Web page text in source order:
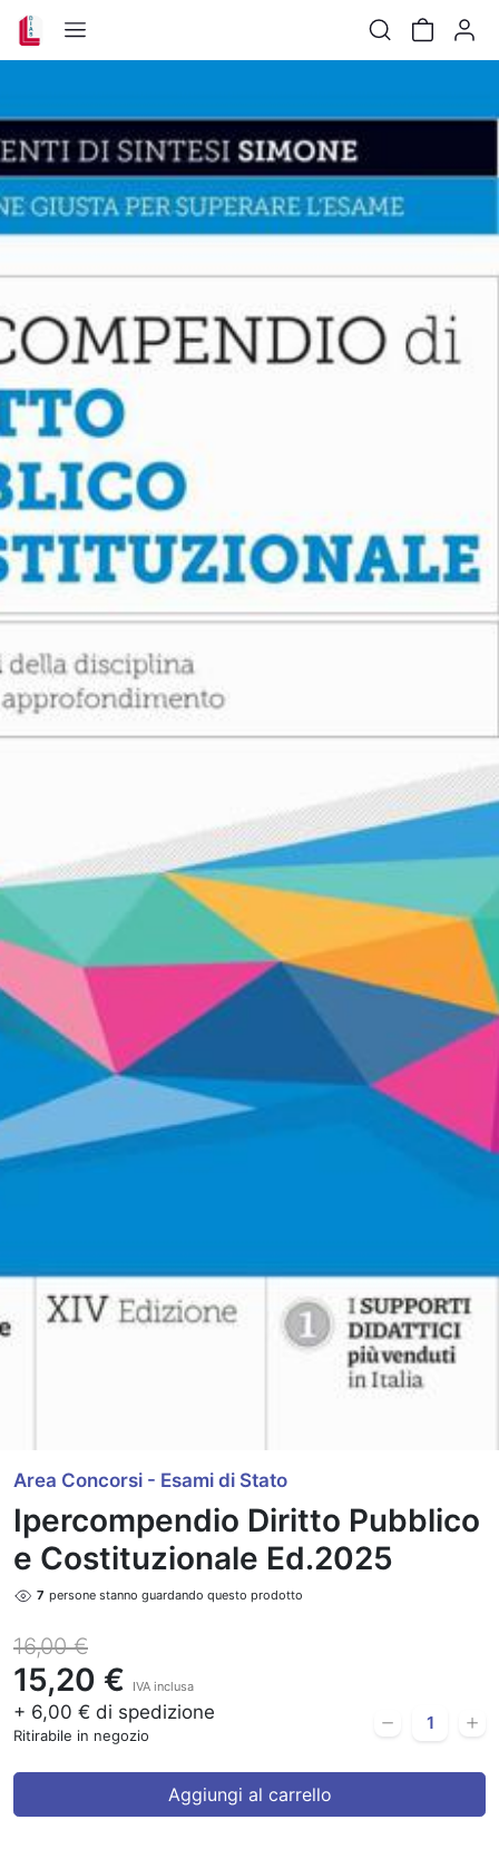
Area Concorsi - Esami di Stato
Ipercompendio Diritto Pubblico
e Costituzionale Ed.2025
7 persone stanno guardando questo prodotto
16,00 €
15,20 € IVA inclusa
+ 6,00 € di spedizione
Ritirabile in negozio
Aggiungi al carrello